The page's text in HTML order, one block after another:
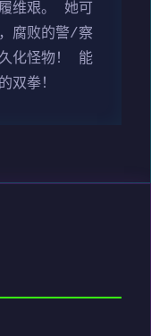
维艰。 她可
腐败的警/察
化怪物！ 能
双拳！